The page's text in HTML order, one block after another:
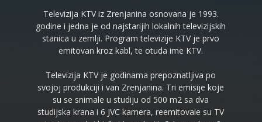
Televizija KTV iz Zrenjanina osnovana je 1993.
godine i jedna je od najstarijih lokalnih televizijskih
stanica u zemlji. Program televizije KTV je prvo
emitovan kroz kabl, te otuda ime KTV.
Televizija KTV je godinama prepoznatljiva po
svojoj produkciji i van Zrenjanina. Tri emisije koje
su se snimale u studiju od 500 m2 sa dva
studijska krana i 6 JVC kamera, reemitovale su TV